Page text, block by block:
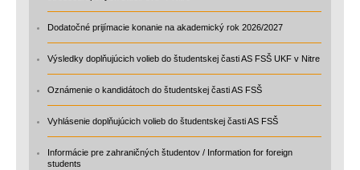
Dodatočné prijímacie konanie na akademický rok 2026/2027
Výsledky doplňujúcich volieb do študentskej časti AS FSŠ UKF v Nitre
Oznámenie o kandidátoch do študentskej časti AS FSŠ
Vyhlásenie doplňujúcich volieb do študentskej časti AS FSŠ
Informácie pre zahraničných študentov / Information for foreign
students